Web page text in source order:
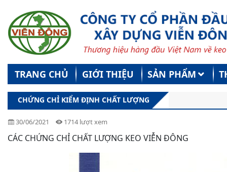
TRANG CHỦ GIỚI THIỆU SẢN PHẨM
CHỨNG CHỈ KIỂM ĐỊNH CHẤT LƯỢNG
30/06/2021 1714 lượt xem
CÁC CHỨNG CHỈ CHẤT LƯỢNG KEO VIỄN ĐÔNG